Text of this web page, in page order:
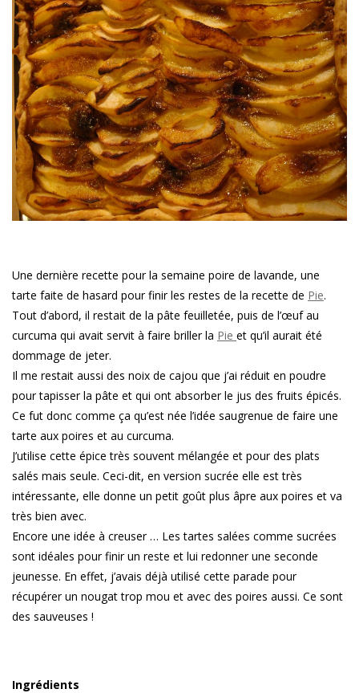
Une dernière recette pour la semaine poire de lavande, une
tarte faite de hasard pour finir les restes de la recette de Pie.
Tout d’abord, il restait de la pâte feuilletée, puis de l’œuf au
curcuma qui avait servit à faire briller la Pie et qu’il aurait été
dommage de jeter.
Il me restait aussi des noix de cajou que j’ai réduit en poudre
pour tapisser la pâte et qui ont absorber le jus des fruits épicés.
Ce fut donc comme ça qu’est née l’idée saugrenue de faire une
tarte aux poires et au curcuma.
J’utilise cette épice très souvent mélangée et pour des plats
salés mais seule. Ceci-dit, en version sucrée elle est très
intéressante, elle donne un petit goût plus âpre aux poires et va
très bien avec.
Encore une idée à creuser … Les tartes salées comme sucrées
sont idéales pour finir un reste et lui redonner une seconde
jeunesse. En effet, j’avais déjà utilisé cette parade pour
récupérer un nougat trop mou et avec des poires aussi. Ce sont
des sauveuses !
Ingrédients